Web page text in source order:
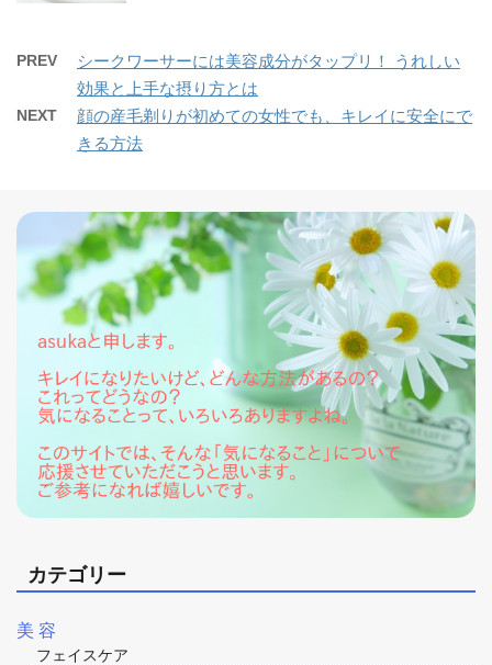
PREV
シークワーサーには美容成分がタップリ！ うれしい
効果と上手な摂り方とは
NEXT
顔の産毛剃りが初めての女性でも、キレイに安全にで
きる方法
カテゴリー
美 容
フェイスケア